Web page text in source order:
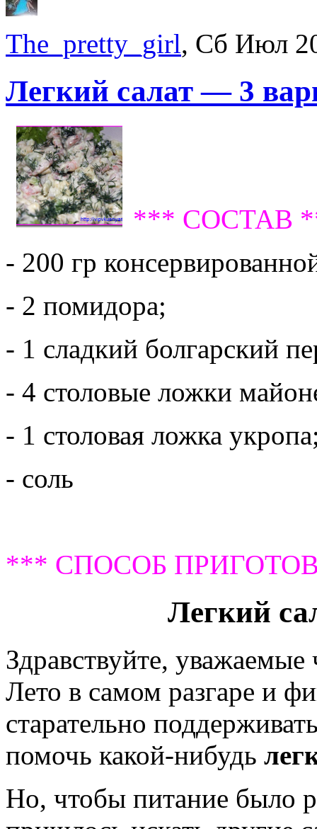
The_pretty_girl, Сб Июл
Легкий салат — 3
*** СОСТАВ
- 200 гр
- 2 помидора;
- 1 сладкий болгарский
- 4 столовые ложки
- 1 столовая ложка
- соль
*** СПОСОБ
Легкий
Здравствуйте, уважаемые
Лето в самом разгаре и
старательно
помочь какой-нибудь
Но, чтобы питание было